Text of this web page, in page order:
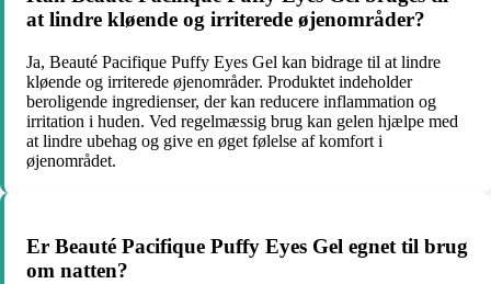
at lindre kløende og irriterede øjenområder?
Ja, Beauté Pacifique Puffy Eyes Gel kan bidrage til at lindre
kløende og irriterede øjenområder. Produktet indeholder
beroligende ingredienser, der kan reducere inflammation og
irritation i huden. Ved regelmæssig brug kan gelen hjælpe med
at lindre ubehag og give en øget følelse af komfort i
øjenområdet.
Er Beauté Pacifique Puffy Eyes Gel egnet til brug
om natten?